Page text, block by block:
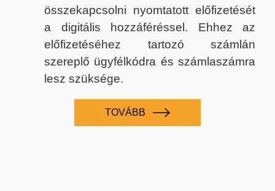
összekapcsolni nyomtatott előfizetését
a digitális hozzáféréssel. Ehhez az
előfizetéséhez tartozó számlán
szereplő ügyfélkódra és számlaszámra
lesz szüksége.
TOVÁBB